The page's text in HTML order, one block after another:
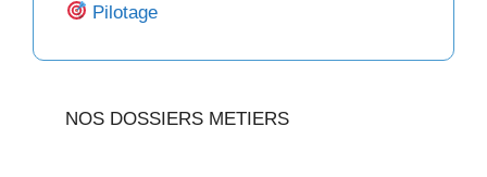
Pilotage
NOS DOSSIERS METIERS